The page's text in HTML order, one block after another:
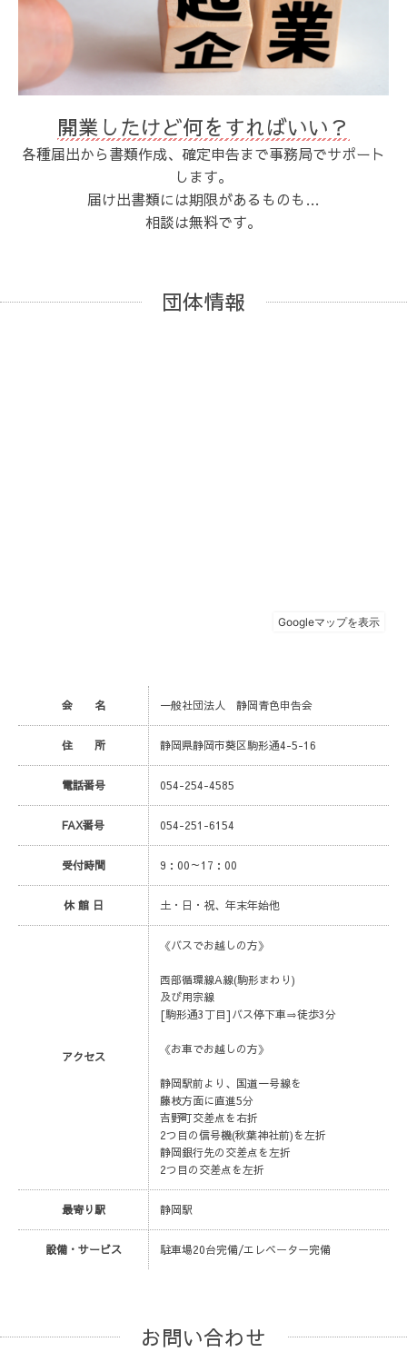
開業したけど何をすればいい？
各種届出から書類作成、確定申告まで事務局でサポート
します。
届け出書類には期限があるものも…
相談は無料です。
団体情報
会 名 一般社団法人 静岡青色申告会
住 所 静岡県静岡市葵区駒形通4-5-16
電話番号 054-254-4585
FAX番号 054-251-6154
受付時間 9：00～17：00
休 館 日 土・日・祝、年末年始他
アクセス
《バスでお越しの方》
西部循環線A線(駒形まわり)
及び用宗線
[駒形通3丁目]バス停下車⇒徒歩3分
《お車でお越しの方》
静岡駅前より、国道一号線を
藤枝方面に直進5分
吉野町交差点を右折
2つ目の信号機(秋葉神社前)を左折
静岡銀行先の交差点を左折
2つ目の交差点を左折
最寄り駅 静岡駅
設備・サービス 駐車場20台完備/エレベーター完備
お問い合わせ